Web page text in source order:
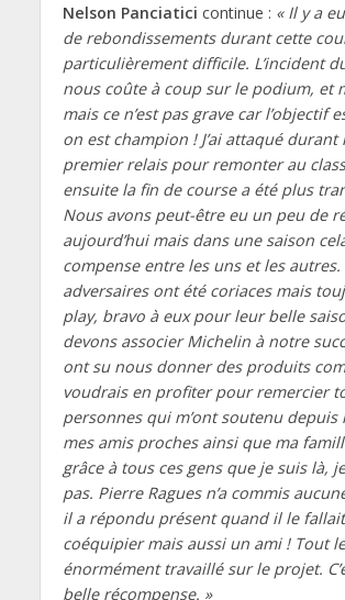
Nelson Panciatici continue : « Il y a
de rebondissements durant cette
particulièrement difficile. L’incident
nous coûte à coup sur le podium, et
mais ce n’est pas grave car l’objectif
on est champion ! J’ai attaqué durant
premier relais pour remonter au
ensuite la fin de course a été plus
Nous avons peut-être eu un peu de
aujourd’hui mais dans une saison
compense entre les uns et les autres.
adversaires ont été coriaces mais
play, bravo à eux pour leur belle
devons associer Michelin à notre
ont su nous donner des produits
voudrais en profiter pour remercier
personnes qui m’ont soutenu depuis
mes amis proches ainsi que ma
grâce à tous ces gens que je suis là,
pas. Pierre Ragues n’a commis
il a répondu présent quand il le
coéquipier mais aussi un ami ! Tout
énormément travaillé sur le projet.
belle récompense. »